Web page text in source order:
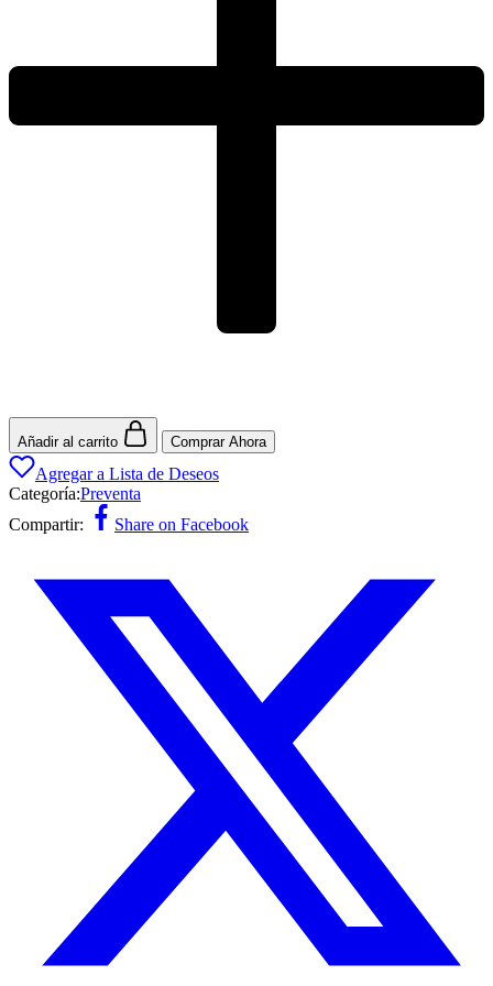
Añadir al carrito Comprar Ahora
Agregar a Lista de Deseos
Categoría:Preventa
Compartir:
Share on Facebook